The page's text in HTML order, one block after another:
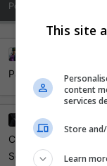
Posts de Perfil
12
Parabéns!
allukardrj
Cara, eu preciso de
Semana passada eu
This site
content
services
Store
Learn